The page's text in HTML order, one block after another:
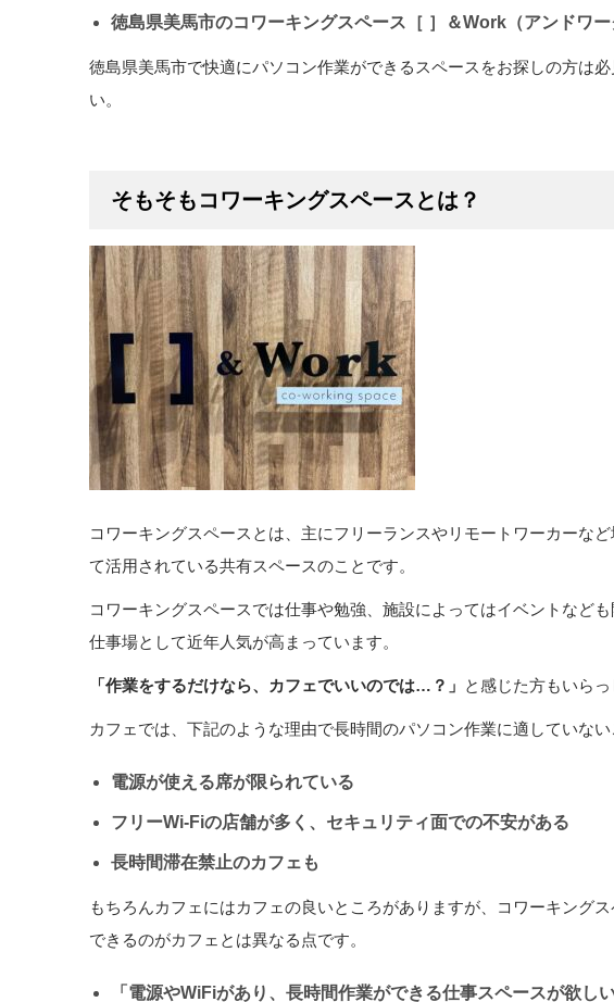
徳島県美馬市のコワーキングスペース［ ］＆Work（アンドワ
徳島県美馬市で快適にパソコン作業ができるスペースをお探しの方は
い。
そもそもコワーキングスペースとは？
コワーキングスペースとは、主にフリーランスやリモートワーカーな
て活用されている共有スペースのことです。
コワーキングスペースでは仕事や勉強、施設によってはイベントなど
仕事場として近年人気が高まっています。
「作業をするだけなら、カフェでいいのでは…？」 と感じた方もいら
カフェでは、下記のような理由で長時間のパソコン作業に適していない
電源が使える席が限られている
フリーWi-Fiの店舗が多く、セキュリティ面での不安がある
長時間滞在禁止のカフェも
もちろんカフェにはカフェの良いところがありますが、コワーキング
できるのがカフェとは異なる点です。
「電源やWiFiがあり、長時間作業ができる仕事スペースが欲しい